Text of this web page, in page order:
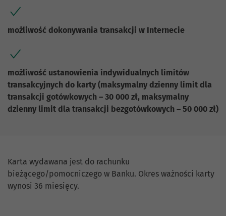
możliwość dokonywania transakcji w Internecie
możliwość ustanowienia indywidualnych limitów
transakcyjnych do karty (maksymalny dzienny limit dla
transakcji gotówkowych – 30 000 zł, maksymalny
dzienny limit dla transakcji bezgotówkowych – 50 000 zł)
Karta wydawana jest do rachunku
bieżącego/pomocniczego w Banku. Okres ważności karty
wynosi 36 miesięcy.